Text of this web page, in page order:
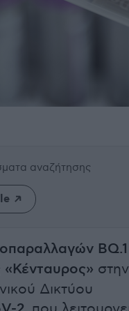
αναζήτησης
BQ.1
«Κένταυρος» στην
Δικτύου